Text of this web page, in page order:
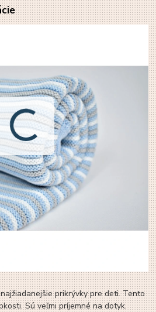
prikrývky pre deti. Tento
Sú veľmi príjemné na dotyk.